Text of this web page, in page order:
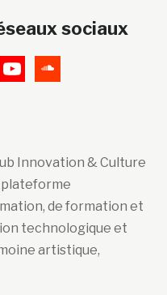
sociaux
Innovation & Culture
plateforme
de formation et
technologique et
artistique,